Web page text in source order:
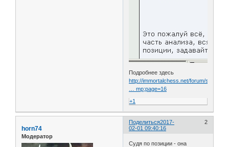
Подробнее здесь
http://immortalchess.net/forum/showthre
… mp;page=16
+1
Поделиться 2
2017-
02-01 09:40:16
horn74
Модератор
Судя по позиции - она